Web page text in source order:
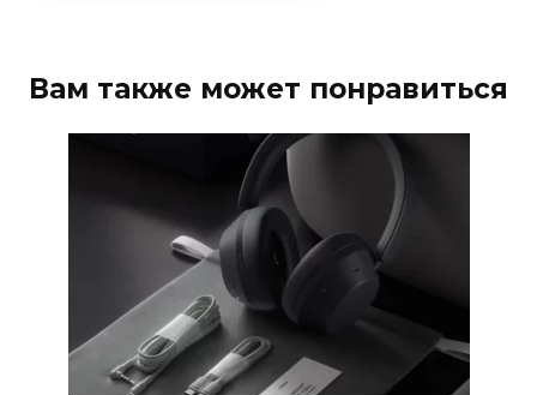
Вам также может понравиться